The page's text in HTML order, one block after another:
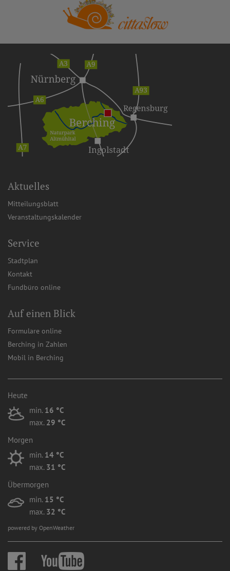
Aktuelles
Mitteilungsblatt
Veranstaltungskalender
Service
Stadtplan
Kontakt
Fundbüro online
Auf einen Blick
Formulare online
Berching in Zahlen
Mobil in Berching
Heute
min. 16 °C
max. 29 °C
Morgen
min. 14 °C
max. 31 °C
Übermorgen
min. 15 °C
max. 32 °C
powered by OpenWeather